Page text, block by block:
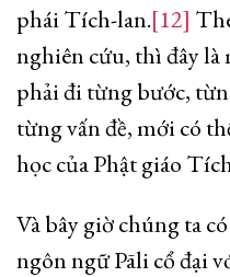
phái Tích-lan.[12]
nghiên cứu, thì đây là
phải đi từng bước,
từng vấn đề, mới có
học của Phật giáo
Và bây giờ chúng ta
ngôn ngữ Pāli cổ đại